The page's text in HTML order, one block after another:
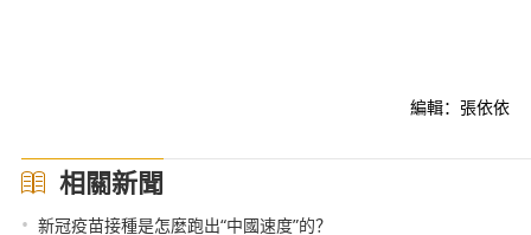
編輯：張依依
相關新聞
• 新冠疫苗接種是怎麼跑出“中國速度”的？